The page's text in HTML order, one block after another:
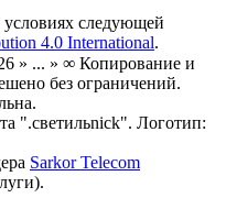
следующей
4.0 International.
» ... » ∞ Копирование и
без ограничений.
".светильnick". Логотип:
Sarkor Telecom